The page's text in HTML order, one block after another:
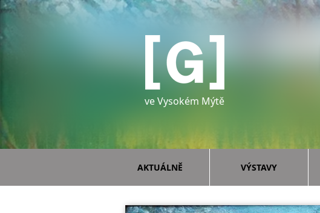
ve Vysokém Mýtě
AKTUÁLNĚ VÝSTAVY